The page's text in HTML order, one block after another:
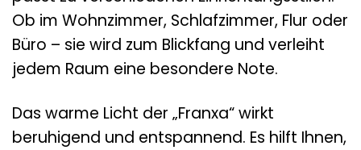
Ob im Wohnzimmer, Schlafzimmer, Flur oder
Büro – sie wird zum Blickfang und verleiht
jedem Raum eine besondere Note.
Das warme Licht der „Franxa“ wirkt
beruhigend und entspannend. Es hilft Ihnen,